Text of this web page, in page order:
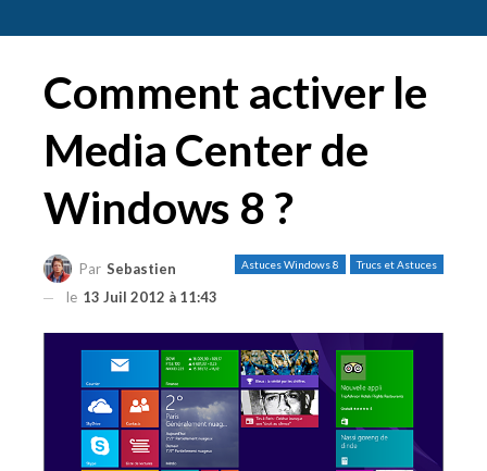
Comment activer le
Media Center de
Windows 8 ?
Astuces Windows 8 Trucs et Astuces
Par Sebastien
le 13 Juil 2012 à 11:43